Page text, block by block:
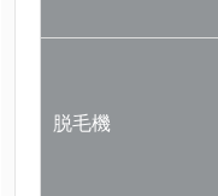
脱毛機